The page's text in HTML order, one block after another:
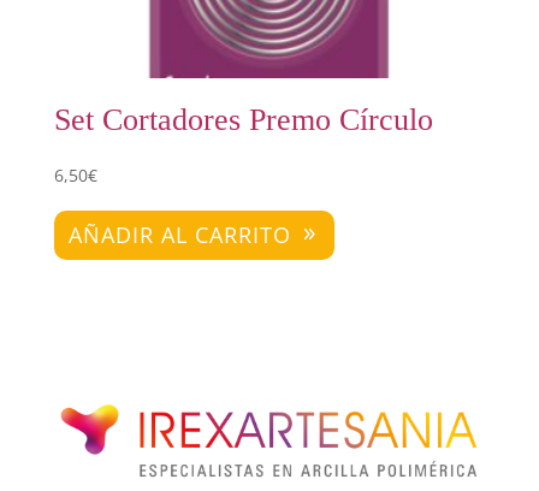
Set Cortadores Premo Círculo
6,50€
AÑADIR AL CARRITO